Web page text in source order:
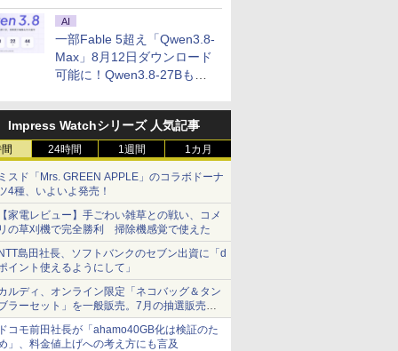
AI
一部Fable 5超え「Qwen3.8-
Max」8月12日ダウンロード
可能に！Qwen3.8-27Bも順
Impress Watchシリーズ 人気記事
24時間 1週間 1カ月
スド「Mrs. GREEN APPLE」のコラボドーナ
4種、いよいよ発売！
家電レビュー】手ごわい雑草との戦い、コメ
の草刈機で完全勝利 掃除機感覚で使えた
島田社長、ソフトバンクのセブン出資に「d
イント使えるようにして」
ルディ、オンライン限定「ネコバッグ＆タン
ラーセット」を一般販売。7月の抽選販売の
選無効分
コモ前田社長が「ahamo40GB化は検証のた
」、料金値上げへの考え方にも言及